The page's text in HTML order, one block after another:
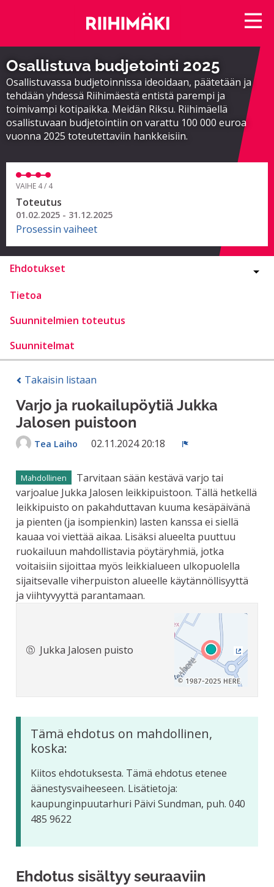
Osallistuva budjetointi 2025
Osallistuvassa budjetoinnissa ideoidaan, päätetään ja
tehdään yhdessä Riihimäestä entistä parempi ja
toimivampi kotipaikka. Meidän Riksu. Riihimäellä
osallistuvaan budjetointiin on varattu 100 000 euroa
vuonna 2025 toteutettaviin hankkeisiin.
VAIHE 4 / 4
Toteutus
01.02.2025 - 31.12.2025
Prosessin vaiheet
Ehdotukset
Tietoa
Suunnitelmien toteutus
Suunnitelmat
Takaisin listaan
Varjo ja ruokailupöytiä Jukka
Jalosen puistoon
Tea Laiho 02.11.2024 20:18
Mahdollinen
Tarvitaan sään kestävä varjo tai
varjoalue Jukka Jalosen leikkipuistoon. Tällä hetkellä
leikkipuisto on pakahduttavan kuuma kesäpäivänä
ja pienten (ja isompienkin) lasten kanssa ei siellä
kauaa voi viettää aikaa. Lisäksi alueelta puuttuu
ruokailuun mahdollistavia pöytäryhmiä, jotka
voitaisiin sijoittaa myös leikkialueen ulkopuolella
sijaitsevalle viherpuiston alueelle käytännöllisyyttä
ja viihtyvyyttä parantamaan.
Jukka Jalosen puisto
Tämä ehdotus on mahdollinen,
koska:
Kiitos ehdotuksesta. Tämä ehdotus etenee
äänestysvaiheeseen. Lisätietoja:
kaupunginpuutarhuri Päivi Sundman, puh. 040
485 9622
Ehdotus sisältyy seuraaviin